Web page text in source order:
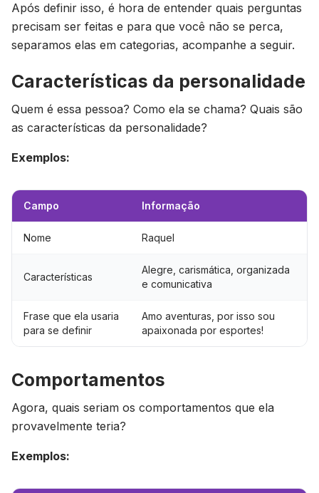
Após definir isso, é hora de entender quais perguntas
precisam ser feitas e para que você não se perca,
separamos elas em categorias, acompanhe a seguir.
Características da personalidade
Quem é essa pessoa? Como ela se chama? Quais são
as características da personalidade?
Exemplos:
Campo Informação
Nome Raquel
Características
Alegre, carismática, organizada
e comunicativa
Frase que ela usaria
para se definir
Amo aventuras, por isso sou
apaixonada por esportes!
Comportamentos
Agora, quais seriam os comportamentos que ela
provavelmente teria?
Exemplos: